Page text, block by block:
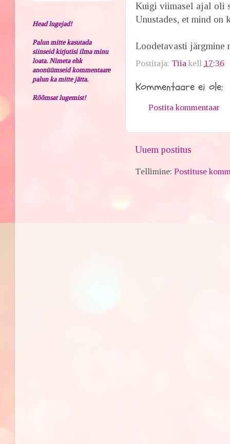
Kuigi viimasel ajal oli
Unustades, et mind on
Loodetavasti järgmine
Postitaja: Tiia kell 17:36
Kommentaare ei ole:
Postita kommentaar
Uuem postitus
Tellimine:Postituse
Head lugejad!
Palun mitte kasutada
siinseid kirjutisi ilma minu
loata. Nimeta ehk
anonüümseid kommentaare
palun ka mitte jätta.
Rõõmsat lugemist!